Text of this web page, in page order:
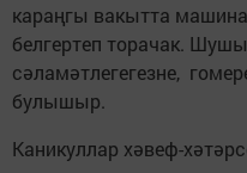
караңгы вакытта машина
белгертеп торачак.
сәламәтлегегезне,
булышыр.
Каникуллар хәвеф-